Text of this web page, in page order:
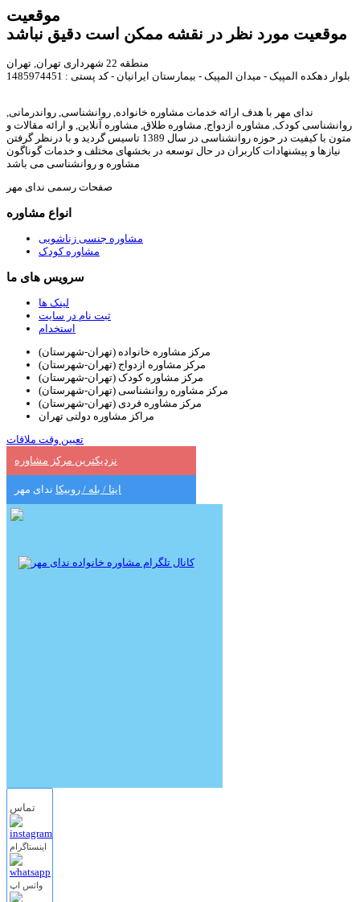
موقعیت
موقعیت مورد نظر در نقشه ممکن است دقیق نباشد
منطقه 22 شهرداری تهران, تهران
بلوار دهکده المپیک - میدان المپیک - بیمارستان ایرانیان - کد پستی : 1485974451
ندای مهر با هدف ارائه خدمات مشاوره خانواده, روانشناسی, رواندرمانی,
روانشناسی کودک, مشاوره ازدواج, مشاوره طلاق, مشاوره آنلاین, و ارائه مقالات و
متون با کیفیت در حوزه روانشناسی در سال 1389 تاسیس گردید و با درنظر گرفتن
نیازها و پیشنهادات کاربران در حال توسعه در بخشهای مختلف و خدمات گوناگون
مشاوره و روانشناسی می باشد
صفحات رسمی ندای مهر
انواع مشاوره
مشاوره جنسی زناشویی
مشاوره کودک
سرویس های ما
لینک ها
ثبت نام در سایت
استخدام
مرکز مشاوره خانواده (تهران-شهرستان)
مرکز مشاوره ازدواج (تهران-شهرستان)
مرکز مشاوره کودک (تهران-شهرستان)
مرکز مشاوره روانشناسی (تهران-شهرستان)
مرکز مشاوره فردی (تهران-شهرستان)
مراکز مشاوره دولتی تهران
تعیین وقت ملاقات
نزدیکترین مرکز مشاوره
ایتا / بله / روبیکا ندای مهر
تماس
اینستاگرام
واتس اپ